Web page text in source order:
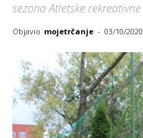
sezona Atletske
Objavio mojetrčanje - 03/10/2020